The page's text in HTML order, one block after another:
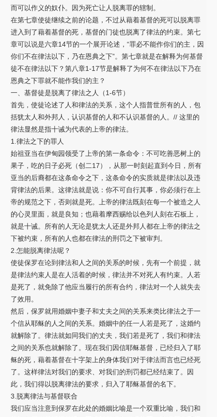
而可以作义的奴仆。因为死亡让人脱离罪的辖制。
在第七章使徒继续之前的论题，不过从藉着基督的死可以脱离罪
进入到了藉着基督的死，基督的门徒也脱离了律法的约束。第七
章可以说是六章14节的一个展开论述，“罪必不能作你们的主，因
你们不在律法以下，乃在恩典之下”。第七章就是在解释为何基督
徒不在律法以下？第八章1-17节是解释了为何不在律法以下乃在
恩典之下罪就不能作我们的主？
一、基督徒是脱离了律法之人（1-6节）
首先，使徒论述了人和律法的关系，这个人指普世所有的人，包
括犹太人和外邦人，认识基督的人和不认识基督的人。// 这里的
律法显然是指十诫为代表的上帝的律法。
1.律法之下的罪人
始祖亚当在伊甸园领受了上帝的第一条命令：不可吃善恶树上的
果子，吃的日子必死（创二17），从那一时刻起直到今日，所有
亚当的后裔都在这条命令之下，这条命令的实质就是律法以及违
背律法的后果。这律法就是说：你不可自行其事，你必须行在上
帝的规范之下，否则就是死。上帝的律法既刻在每一个被造之人
的心灵里面，就是良知；也藉着摩西赐给以色列人刻在石板上，
就是十诫。所有的人无论是犹太人还是外邦人都在上帝的律法之
下被约束，所有的人也都在律法的刑罚之下被审判。
2.怎能脱离律法呢？
使徒保罗在论到律法和人之间的关系的时候，先有一个前提，就
是律法约束人是在人活着的时候，律法并不对死人有约束。人若
是死了，就免除了他应当履行的所有合约，律法对一个人就失去
了效用。
然后，保罗就用婚姻中妻子和丈夫之间的关系来类比律法之于一
个信从耶稣的人之间的关系。婚姻中的任一人若是死了，这婚约
就解除了。律法就如同我们的丈夫，我们若是死了，我们和律法
之间的关系也就解除了。现在我们因信耶稣基督，已经归入了耶
稣的死，藉着基督在十字架上的身体我们对于律法而言也已经死
了。这样律法对我们的要求、对我们的刑罚都已经结束了。因
此，我们得以脱离律法的要求，归入了耶稣基督的名下。
3.脱离律法与基督联合
我们应当注意到保罗在此处的婚姻比喻是一个双重比喻，我们和